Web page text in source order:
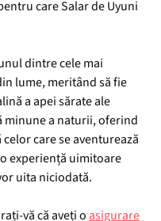
care Salar de Uyuni
dintre cele mai
lume, meritând să fie
a apei sărate ale
minune a naturii, oferind
care se aventurează
experiență uimitoare
uita niciodată.
vă că aveți o asigurare